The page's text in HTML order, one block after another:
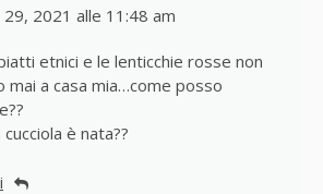
29, 2021 alle 11:48 am
etnici e le lenticchie rosse non
mai a casa mia…come posso
è nata??